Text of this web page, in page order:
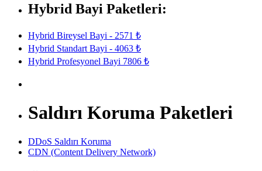
Hybrid Bayi Paketleri:
Hybrid Bireysel Bayi - 2571 ₺
Hybrid Standart Bayi - 4063 ₺
Hybrid Profesyonel Bayi 7806 ₺
Saldırı Koruma Paketleri
DDoS Saldırı Koruma
CDN (Content Delivery Network)